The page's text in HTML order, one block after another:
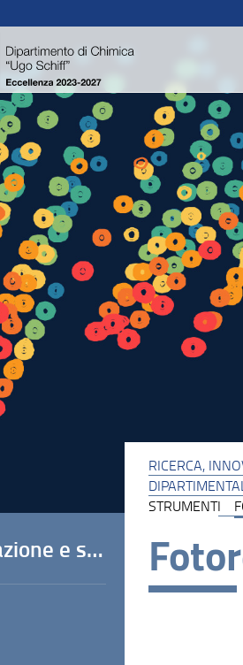
RICERCA,
STRUMENTI
Ricerca, innovazione e società